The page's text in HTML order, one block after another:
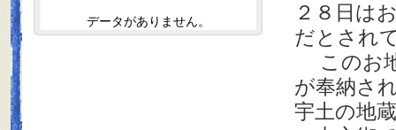
２８日は
だとされ
このお
が奉納さ
宇土の地
データがありません。